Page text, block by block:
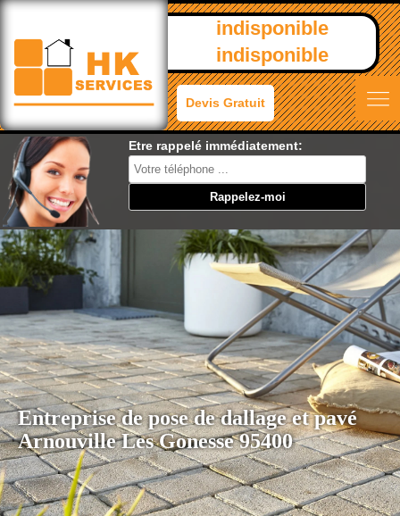
indisponible
indisponible
Devis Gratuit
Etre rappelé immédiatement:
Entreprise de pose de dallage et pavé
Arnouville Les Gonesse 95400